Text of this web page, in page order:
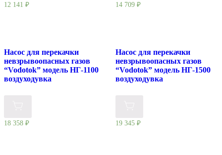
12 141 ₽ 14 709 ₽
Насос для перекачки
невзрывоопасных газов
“Vodotok” модель НГ-1100
воздуходувка
18 358 ₽
Насос для перекачки
невзрывоопасных газов
“Vodotok” модель НГ-1500
воздуходувка
19 345 ₽